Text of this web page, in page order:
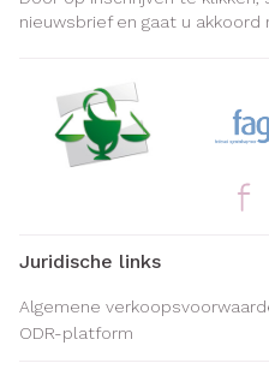
nieuwsbrief en gaat u akkoord
Juridische links
Algemene
ODR-platform